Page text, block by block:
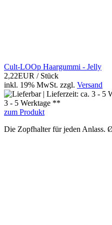
Cult-LOOp Haargummi - Jelly
2,22EUR / Stück
inkl. 19% MwSt. zzgl. Versand
3 - 5 Werktage **
zum Produkt
Die Zopfhalter für jeden Anlass.